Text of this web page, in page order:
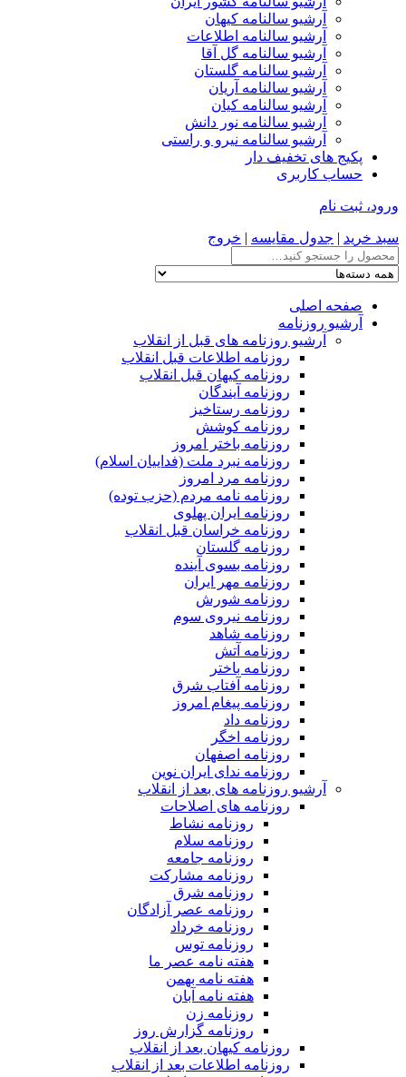
آرشیو سالنامه کیهان
آرشیو سالنامه اطلاعات
آرشیو سالنامه گل آقا
آرشیو سالنامه گلستان
آرشیو سالنامه آریان
آرشیو سالنامه کیان
آرشیو سالنامه نور دانش
آرشیو سالنامه نیرو و راستی
پکیج های تخفیف دار
حساب کاربری
ورود، ثبت نام
سبد خرید | جدول مقایسه | خروج
صفحه اصلی
آرشیو روزنامه
آرشیو روزنامه های قبل از انقلاب
روزنامه اطلاعات قبل انقلاب
روزنامه کیهان قبل انقلاب
روزنامه آیندگان
روزنامه رستاخیز
روزنامه کوشش
روزنامه باختر امروز
روزنامه نبرد ملت (فداییان اسلام)
روزنامه مرد امروز
روزنامه نامه مردم (حزب توده)
روزنامه ایران پهلوی
روزنامه خراسان قبل انقلاب
روزنامه گلستان
روزنامه بسوی آینده
روزنامه مهر ایران
روزنامه شورش
روزنامه نیروی سوم
روزنامه شاهد
روزنامه آتش
روزنامه باختر
روزنامه آفتاب شرق
روزنامه پیغام امروز
روزنامه داد
روزنامه اخگر
روزنامه اصفهان
روزنامه ندای ایران نوین
آرشیو روزنامه های بعد از انقلاب
روزنامه های اصلاحات
روزنامه نشاط
روزنامه سلام
روزنامه جامعه
روزنامه مشارکت
روزنامه شرق
روزنامه عصر آزادگان
روزنامه خرداد
روزنامه توس
هفته نامه عصر ما
هفته نامه بهمن
هفته نامه آبان
روزنامه زن
روزنامه گزارش روز
روزنامه کیهان بعد از انقلاب
روزنامه اطلاعات بعد از انقلاب